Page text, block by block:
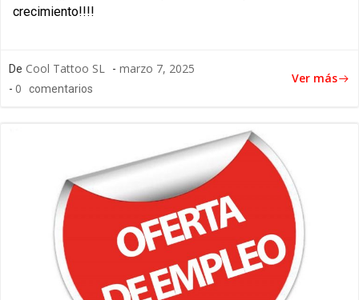
crecimiento!!!!
De Cool Tattoo SL - marzo 7, 2025
- 0 comentarios
Ver más